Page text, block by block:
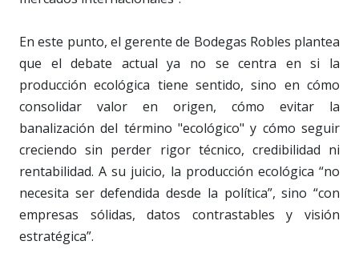
En este punto, el gerente de Bodegas Robles plantea
que el debate actual ya no se centra en si la
producción ecológica tiene sentido, sino en cómo
consolidar valor en origen, cómo evitar la
banalización del término "ecológico" y cómo seguir
creciendo sin perder rigor técnico, credibilidad ni
rentabilidad. A su juicio, la producción ecológica “no
necesita ser defendida desde la política”, sino “con
empresas sólidas, datos contrastables y visión
estratégica”.